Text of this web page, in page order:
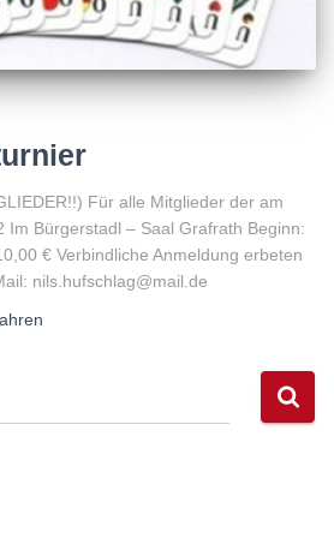
Für alle Mitglieder der am
Im Bürgerstadl – Saal Grafrath Beginn:
€ Verbindliche Anmeldung erbeten
nils.hufschlag@mail.de